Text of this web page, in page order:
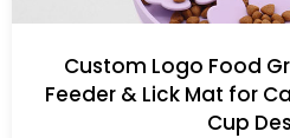
Custom Logo Food
Feeder & Lick Mat for
Cup